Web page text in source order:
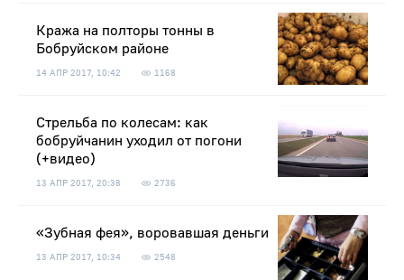
Кража на полторы тонны в
Бобруйском районе
14 АПР 2017, 10:42 1168
Стрельба по колесам: как
бобруйчанин уходил от погони
(+видео)
13 АПР 2017, 20:38 2736
«Зубная фея», воровавшая деньги
13 АПР 2017, 10:34 2548